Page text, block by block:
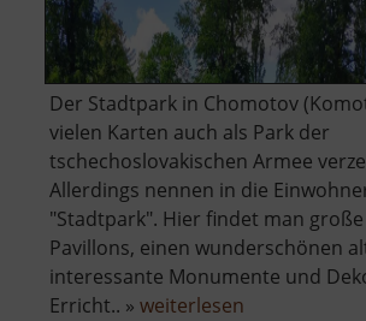
Der Stadtpark in Chomotov
vielen Karten auch als Park der
tschechoslovakischen Armee
Allerdings nennen in die
"Stadtpark". Hier findet man
Pavillons, einen wunderschönen
interessante Monumente und
Erricht.. » weiterlesen